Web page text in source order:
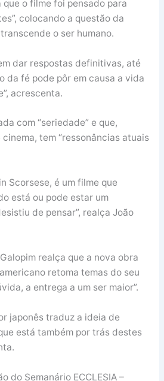
o filme foi pensado para
colocando a questão da
o ser humano.
dar respostas definitivas, até
da fé pode pôr em causa a vida
acrescenta.
com “seriedade” e que,
tem “ressonâncias atuais
Scorsese, é um filme que
está ou pode estar um
de pensar”, realça João
realça que a nova obra
retoma temas do seu
a entrega a um ser maior”.
japonês traduz a ideia de
está também por trás destes
do Semanário ECCLESIA –